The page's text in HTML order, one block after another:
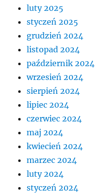
luty 2025
styczeń 2025
grudzień 2024
listopad 2024
październik 2024
wrzesień 2024
sierpień 2024
lipiec 2024
czerwiec 2024
maj 2024
kwiecień 2024
marzec 2024
luty 2024
styczeń 2024